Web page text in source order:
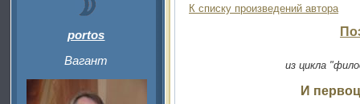
portos
Вагант
К списку произведений автора
из цикла
И